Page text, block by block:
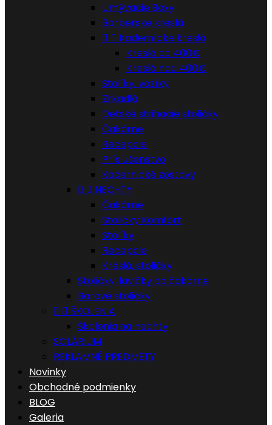
Umývacie Boxy
Barberske kreslá
  Kadernícke kreslá
Kreslá do 400€
Kreslá nad 400€
Stolíky, vozíky
Zrkadlá
Detské strihacie stoličky
Čakárne
Recepcie
Príslušenstvo
Kadernické zostavy
  NECHTY
Čakárne
Stoličky Komfort
Stolíky
Recepcie
Kreslá, stoličky
Stoličky, lavičky do čakárne
Barové stoličky
  ŠKOLENIA
Školenia na nechty
SOLÁRIUM
REKLAMNÉ PREDMETY
Novinky
Obchodné podmienky
BLOG
Galeria